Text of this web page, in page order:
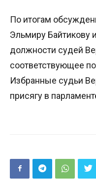
По итогам
Эльмиру Байтикову
должности судей
соответствующее
Избранные судьи
присягу в